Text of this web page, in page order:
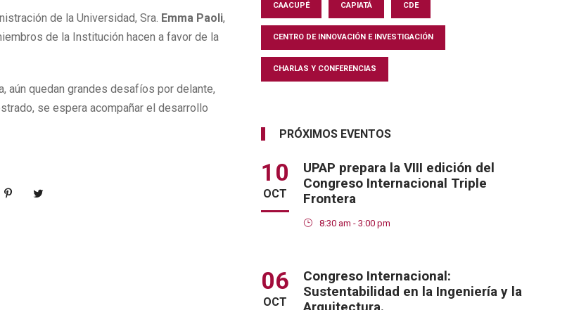
de la Universidad, Sra. Emma Paoli,
de la Institución hacen a favor de la
aún quedan grandes desafíos por delante,
se espera acompañar el desarrollo
CAACUPÉ CAPIATÁ CDE
CENTRO DE INNOVACIÓN E INVESTIGACIÓN
CHARLAS Y CONFERENCIAS
PRÓXIMOS EVENTOS
10
OCT
UPAP prepara la VIII edición del
Congreso Internacional Triple
Frontera
8:30 am - 3:00 pm
06
OCT
Congreso Internacional:
Sustentabilidad en la Ingeniería y la